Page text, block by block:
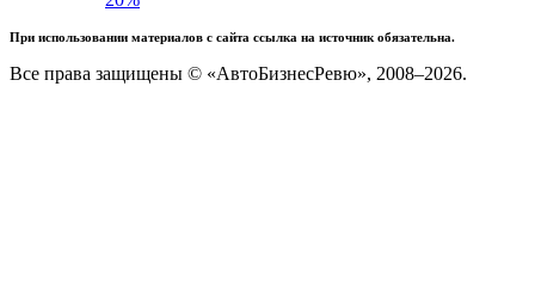
При использовании материалов с сайта ссылка на источник обязательна.
Все права защищены © «АвтоБизнесРевю», 2008–2026.